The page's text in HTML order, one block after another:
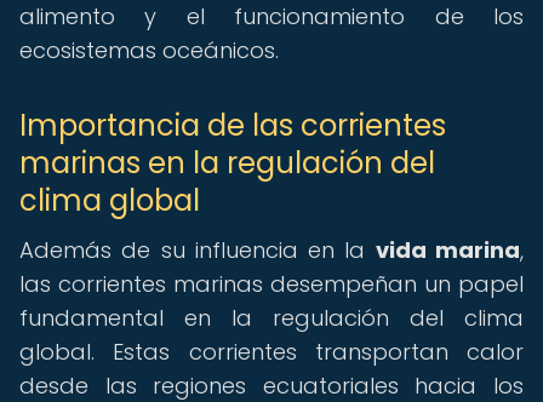
alimento y el funcionamiento de los
ecosistemas oceánicos.
Importancia de las corrientes
marinas en la regulación del
clima global
Además de su influencia en la vida marina,
las corrientes marinas desempeñan un papel
fundamental en la regulación del clima
global. Estas corrientes transportan calor
desde las regiones ecuatoriales hacia los